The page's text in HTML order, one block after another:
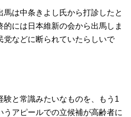
は中条きよし氏から打診したと
的には日本維新の会から出馬しま
党などに断られていたらしいで
験と常識みたいなものを、もう1
うアピールでの立候補が高齢者に